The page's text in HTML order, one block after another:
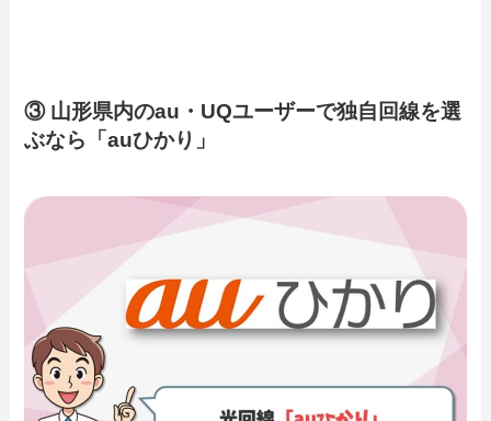
③ 山形県内のau・UQユーザーで独自回線を選
ぶなら「auひかり」